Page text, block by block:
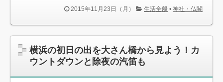
2015年11月23日（月） 生活全般 • 神社・仏閣
横浜の初日の出を大さん橋から見よう！カ
ウントダウンと除夜の汽笛も